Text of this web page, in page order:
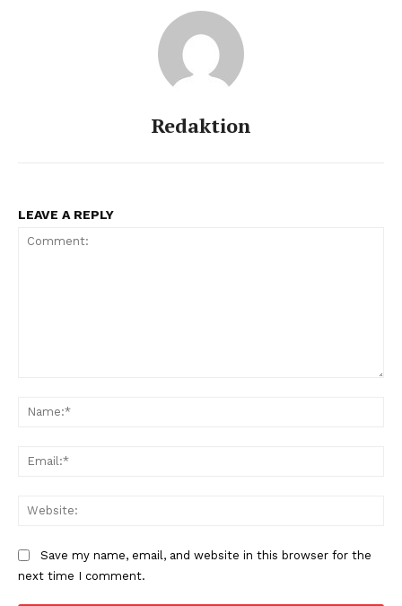
Redaktion
LEAVE A REPLY
Save my name, email, and website in this browser for the
next time I comment.